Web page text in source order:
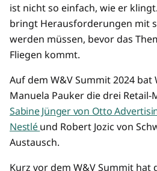
ist nicht so einfach, wie er
bringt Herausforderungen mit
werden müssen, bevor das
Fliegen kommt.
Auf dem W&V Summit 2024 bat
Manuela Pauker die drei Retail-
Sabine Jünger von Otto
Nestléund Robert Jozic von
Austausch.
Kurz vor dem W&V Summit hat